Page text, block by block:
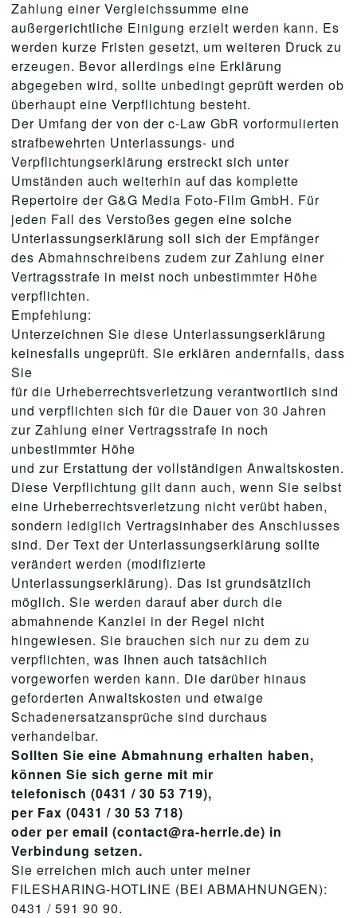
Zahlung einer Vergleichssumme eine
außergerichtliche Einigung erzielt werden kann. Es
werden kurze Fristen gesetzt, um weiteren Druck zu
erzeugen. Bevor allerdings eine Erklärung
abgegeben wird, sollte unbedingt geprüft werden ob
überhaupt eine Verpflichtung besteht.
Der Umfang der von der c-Law GbR vorformulierten
strafbewehrten Unterlassungs- und
Verpflichtungserklärung erstreckt sich unter
Umständen auch weiterhin auf das komplette
Repertoire der G&G Media Foto-Film GmbH. Für
jeden Fall des Verstoßes gegen eine solche
Unterlassungserklärung soll sich der Empfänger
des Abmahnschreibens zudem zur Zahlung einer
Vertragsstrafe in meist noch unbestimmter Höhe
verpflichten.
Empfehlung:
Unterzeichnen Sie diese Unterlassungserklärung
keinesfalls ungeprüft. Sie erklären andernfalls, dass
Sie
für die Urheberrechtsverletzung verantwortlich sind
und verpflichten sich für die Dauer von 30 Jahren
zur Zahlung einer Vertragsstrafe in noch
unbestimmter Höhe
und zur Erstattung der vollständigen Anwaltskosten.
Diese Verpflichtung gilt dann auch, wenn Sie selbst
eine Urheberrechtsverletzung nicht verübt haben,
sondern lediglich Vertragsinhaber des Anschlusses
sind. Der Text der Unterlassungserklärung sollte
verändert werden (modifizierte
Unterlassungserklärung). Das ist grundsätzlich
möglich. Sie werden darauf aber durch die
abmahnende Kanzlei in der Regel nicht
hingewiesen. Sie brauchen sich nur zu dem zu
verpflichten, was Ihnen auch tatsächlich
vorgeworfen werden kann. Die darüber hinaus
geforderten Anwaltskosten und etwaige
Schadenersatzansprüche sind durchaus
verhandelbar.
Sollten Sie eine Abmahnung erhalten haben,
können Sie sich gerne mit mir
telefonisch (0431 / 30 53 719),
per Fax (0431 / 30 53 718)
oder per email (contact@ra-herrle.de) in
Verbindung setzen.
Sie erreichen mich auch unter meiner
FILESHARING-HOTLINE (BEI ABMAHNUNGEN):
0431 / 591 90 90.